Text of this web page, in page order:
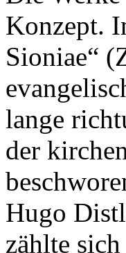
Konzept.
Sioniae“
lange
der
Hugo
zählte